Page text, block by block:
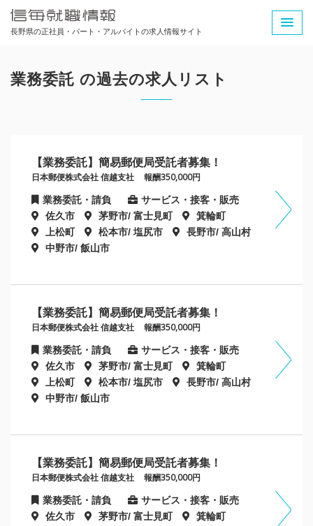
長野県の正社員・パート・アルバイトの求人情報サイト
業務委託 の過去の求人リスト
【業務委託】簡易郵便局受託者募集！
日本郵便株式会社 信越支社 報酬350,000円
業務委託・請負
サービス・接客・販売
佐久市
茅野市/ 富士見町
箕輪町
上松町
松本市/ 塩尻市
長野市/ 高山村
中野市/ 飯山市
【業務委託】簡易郵便局受託者募集！
日本郵便株式会社 信越支社 報酬350,000円
業務委託・請負
サービス・接客・販売
佐久市
茅野市/ 富士見町
箕輪町
上松町
松本市/ 塩尻市
長野市/ 高山村
中野市/ 飯山市
【業務委託】簡易郵便局受託者募集！
日本郵便株式会社 信越支社 報酬350,000円
業務委託・請負
サービス・接客・販売
佐久市
茅野市/ 富士見町
箕輪町